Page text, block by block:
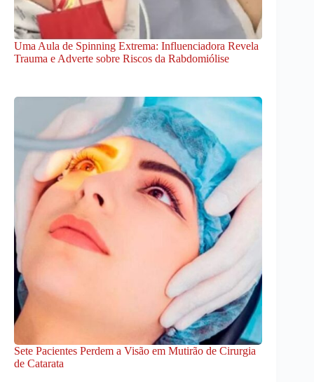
Uma Aula de Spinning Extrema: Influenciadora Revela
Trauma e Adverte sobre Riscos da Rabdomiólise
Sete Pacientes Perdem a Visão em Mutirão de Cirurgia
de Catarata